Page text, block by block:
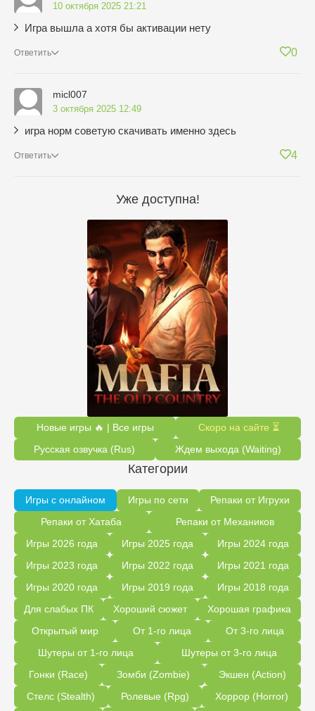
10 октября 2025 21:21
Игра вышла а хотя бы активации нету
Ответить 0
micl007
3 октября 2025 12:49
игра норм советую скачивать именно здесь
Ответить 4
Уже доступна!
Новые игры 🔥 | Все игры
Скоро на сайте ⏳
Русская озвучка (Rus)
Ждем выхода (Waiting)
Категории
Игры с онлайном Игры по сети
Репаки от Игрухи
Репаки от Хатаба
Репаки от Механиков
Игры 2026 года
Игры 2025 года
Игры 2024 года
Игры 2023 года
Игры 2022 года
Игры 2021 года
Игры 2020 года
Игры 2019 года
Игры 2018 года
Для слабых ПК
Хороший сюжет
Хорошая графика
Открытый мир
От 1-го лица
От 3-го лица
Шутеры от 1-го лица
Шутеры от 3-го лица
Гонки (Race)
Зомби (Zombie)
Экшен (Action)
Стелс (Stealth)
Ролевые (Rpg)
Хоррор (Horror)